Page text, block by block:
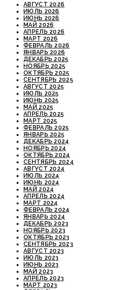
АВГУСТ 2026
ИЮЛЬ 2026
ИЮНЬ 2026
МАЙ 2026
АПРЕЛЬ 2026
МАРТ 2026
ФЕВРАЛЬ 2026
ЯНВАРЬ 2026
ДЕКАБРЬ 2025
НОЯБРЬ 2025
ОКТЯБРЬ 2025
СЕНТЯБРЬ 2025
АВГУСТ 2025
ИЮЛЬ 2025
ИЮНЬ 2025
МАЙ 2025
АПРЕЛЬ 2025
МАРТ 2025
ФЕВРАЛЬ 2025
ЯНВАРЬ 2025
ДЕКАБРЬ 2024
НОЯБРЬ 2024
ОКТЯБРЬ 2024
СЕНТЯБРЬ 2024
АВГУСТ 2024
ИЮЛЬ 2024
ИЮНЬ 2024
МАЙ 2024
АПРЕЛЬ 2024
МАРТ 2024
ФЕВРАЛЬ 2024
ЯНВАРЬ 2024
ДЕКАБРЬ 2023
НОЯБРЬ 2023
ОКТЯБРЬ 2023
СЕНТЯБРЬ 2023
АВГУСТ 2023
ИЮЛЬ 2023
ИЮНЬ 2023
МАЙ 2023
АПРЕЛЬ 2023
МАРТ 2023